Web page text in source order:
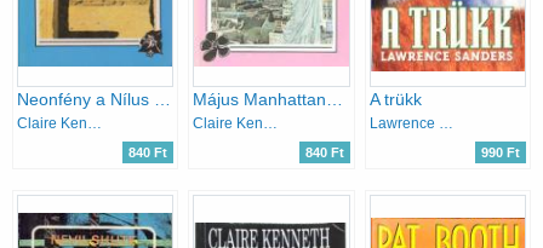
840 Ft 840 Ft
A trükk
990 Ft